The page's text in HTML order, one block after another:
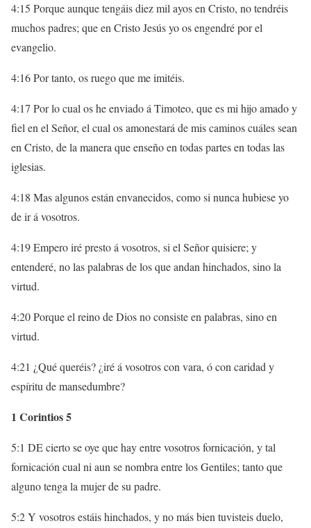
4:15 Porque aunque tengáis diez mil ayos en Cristo, no tendréis
muchos padres; que en Cristo Jesús yo os engendré por el
evangelio.
4:16 Por tanto, os ruego que me imitéis.
4:17 Por lo cual os he enviado á Timoteo, que es mi hijo amado y
fiel en el Señor, el cual os amonestará de mis caminos cuáles sean
en Cristo, de la manera que enseño en todas partes en todas las
iglesias.
4:18 Mas algunos están envanecidos, como si nunca hubiese yo
de ir á vosotros.
4:19 Empero iré presto á vosotros, si el Señor quisiere; y
entenderé, no las palabras de los que andan hinchados, sino la
virtud.
4:20 Porque el reino de Dios no consiste en palabras, sino en
virtud.
4:21 ¿Qué queréis? ¿iré á vosotros con vara, ó con caridad y
espíritu de mansedumbre?
1 Corintios 5
5:1 DE cierto se oye que hay entre vosotros fornicación, y tal
fornicación cual ni aun se nombra entre los Gentiles; tanto que
alguno tenga la mujer de su padre.
5:2 Y vosotros estáis hinchados, y no más bien tuvisteis duelo,